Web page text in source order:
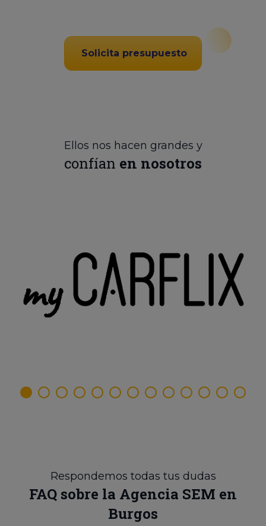
Solicita presupuesto
Ellos nos hacen grandes y
confían en nosotros
Respondemos todas tus dudas
FAQ sobre la Agencia SEM en
Burgos